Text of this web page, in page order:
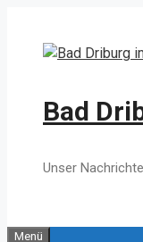
springen
Bad
Unser
Menü